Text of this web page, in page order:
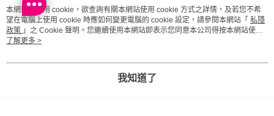
熱門標籤
熱銷排行
本網站中使用 cookie，欲查詢有關本網站使用 cookie 方式之詳情，及若您不希
望在電腦上使用 cookie 時應如何變更電腦的 cookie 設定，請參閱本網站「 私隱
政策 」之 Cookie 聲明。您繼續使用本網站即表示您同意本公司得按本網站使用
條款之 Cookie 聲明使用 cookie。
了解更多 >
我知道了